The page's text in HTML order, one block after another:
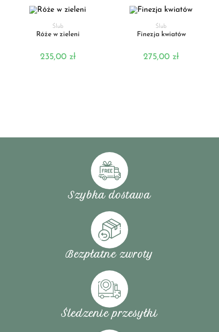
DODAJ DO KOSZYKA
Ślub
Róże w zieleni
235,00 zł
DODAJ DO KOSZYKA
Ślub
Finezja kwiatów
275,00zł
Szybka dostawa
Bezpłatne zwroty
Śledzenie przesyłki